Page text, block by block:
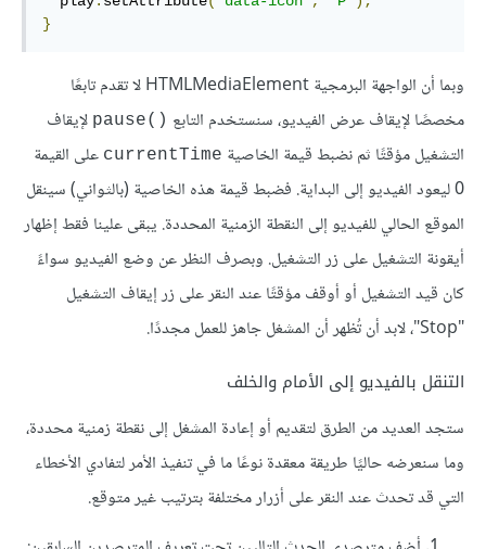
}
وبما أن الواجهة البرمجية HTMLMediaElement لا تقدم تابعًا
مخصصًا ﻹيقاف عرض الفيديو، سنستخدم التابع ()pause
ﻹيقاف
التشغيل مؤقتًا ثم نضبط قيمة الخاصية currentTime على القيمة
0 ليعود الفيديو إلى البداية. فضبط قيمة هذه الخاصية (بالثواني) سينقل
الموقع الحالي للفيديو إلى النقطة الزمنية المحددة. يبقى علينا فقط إظهار
أيقونة التشغيل على زر التشغيل. وبصرف النظر عن وضع الفيديو سواءً
كان قيد التشغيل أو أوقف مؤقتًا عند النقر على زر إيقاف التشغيل
"Stop"، لابد أن تُظهر أن المشغل جاهز للعمل مجددًا.
التنقل بالفيديو إلى اﻷمام والخلف
ستجد العديد من الطرق لتقديم أو إعادة المشغل إلى نقطة زمنية محددة،
وما سنعرضه حاليًا طريقة معقدة نوعًا ما في تنفيذ الأمر لتفادي اﻷخطاء
التي قد تحدث عند النقر على أزرار مختلفة بترتيب غير متوقع.